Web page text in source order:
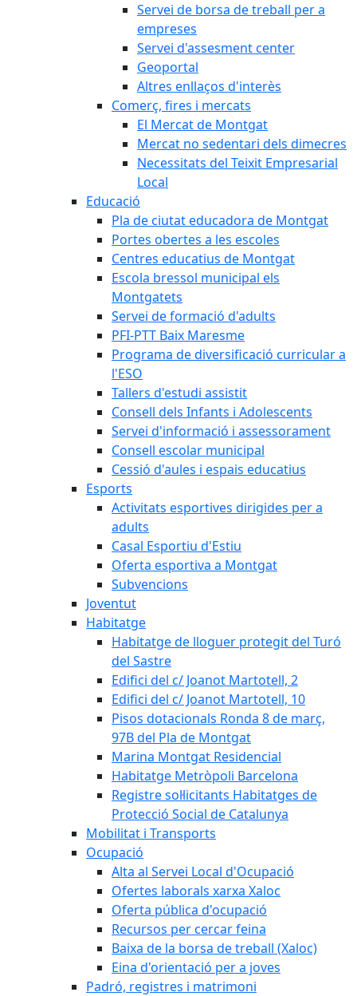
Servei de borsa de treball per a
empreses
Servei d'assesment center
Geoportal
Altres enllaços d'interès
Comerç, fires i mercats
El Mercat de Montgat
Mercat no sedentari dels dimecres
Necessitats del Teixit Empresarial
Local
Educació
Pla de ciutat educadora de Montgat
Portes obertes a les escoles
Centres educatius de Montgat
Escola bressol municipal els
Montgatets
Servei de formació d'adults
PFI-PTT Baix Maresme
Programa de diversificació curricular a
l'ESO
Tallers d'estudi assistit
Consell dels Infants i Adolescents
Servei d'informació i assessorament
Consell escolar municipal
Cessió d'aules i espais educatius
Esports
Activitats esportives dirigides per a
adults
Casal Esportiu d'Estiu
Oferta esportiva a Montgat
Subvencions
Joventut
Habitatge
Habitatge de lloguer protegit del Turó
del Sastre
Edifici del c/ Joanot Martotell, 2
Edifici del c/ Joanot Martotell, 10
Pisos dotacionals Ronda 8 de març,
97B del Pla de Montgat
Marina Montgat Residencial
Habitatge Metròpoli Barcelona
Registre sol·licitants Habitatges de
Protecció Social de Catalunya
Mobilitat i Transports
Ocupació
Alta al Servei Local d'Ocupació
Ofertes laborals xarxa Xaloc
Oferta pública d'ocupació
Recursos per cercar feina
Baixa de la borsa de treball (Xaloc)
Eina d'orientació per a joves
Padró, registres i matrimoni